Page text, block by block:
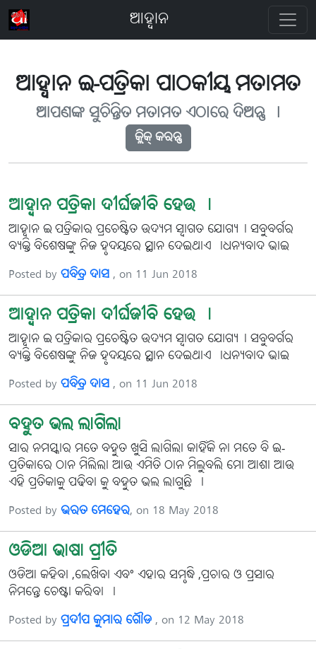
ଆହ୍ବାନ
ଆହ୍ବାନ ଇ-ପତ୍ରିକା ପାଠକୀୟ ମତାମତ
ଆପଣଙ୍କ ସୁଚିନ୍ତିତ ମତାମତ ଏଠାରେ ଦିଅନ୍ତୁ ୤
କ୍ଲିକ୍ କରନ୍ତୁ
ଆହ୍ବାନ ପତ୍ରିକା ଦୀର୍ଘଜୀବି ହେଉ ।
ଆହ୍ବାନ ଇ-ପତ୍ରିକାର ପ୍ରଚେଷ୍ଟିତ ଉଦ୍ୟମ ସ୍ବାଗତ ଯୋଗ୍ୟ। ସବୁବର୍ଗର
ବ୍ୟକ୍ତି ବିଶେଷଙ୍କୁ ନିଜ ହୃଦୟରେ ସ୍ଥାନ ଦେଇଥାଏ ।ଧନ୍ୟବାଦ ଭାଇ
Posted by ପବିତ୍ର ଦାସ , on 11 Jun 2018
ଆହ୍ବାନ ପତ୍ରିକା ଦୀର୍ଘଜୀବି ହେଉ ।
ଆହ୍ବାନ ଇ-ପତ୍ରିକାର ପ୍ରଚେଷ୍ଟିତ ଉଦ୍ୟମ ସ୍ବାଗତ ଯୋଗ୍ୟ। ସବୁବର୍ଗର
ବ୍ୟକ୍ତି ବିଶେଷଙ୍କୁ ନିଜ ହୃଦୟରେ ସ୍ଥାନ ଦେଇଥାଏ ।ଧନ୍ୟବାଦ ଭାଇ
Posted by ପବିତ୍ର ଦାସ , on 11 Jun 2018
ବହୁତ ଭଲ ଲାଗିଲା
ସାର ନମସ୍କାର ମତେ ବହୁତ ଖୁସି ଲାଗିଲା କାହିଁକି ନା ମତେ ବି ଇ‐
ପ୍ରତିକାରେ ଠାନ ମିଲିଲା ଆଉ ଏମିତି ଠାନ ମିଲୁବଲି ମୋ ଆଶା ଆଉ
ଏହି ପ୍ରତିକାକୁ ପଢିବା କୁ ବହୁତ ଭଲ ଲାଗୁଛି ।
Posted by ଭରତ ମେହେର, on 18 May 2018
ଓଡିଆ ଭାଷା ପ୍ରୀତି
ଓଡିଆ କହିବା ,ଲେଖିବା ଏବଂ ଏହାର ସମୃଦ୍ଧି ,ପ୍ରଚାର ଓ ପ୍ରସାର
ନିମନ୍ତେ ଚେଷ୍ଟା କରିବା ।
Posted by ପ୍ରଦୀପ କୁମାର ଗୌଡ , on 12 May 2018